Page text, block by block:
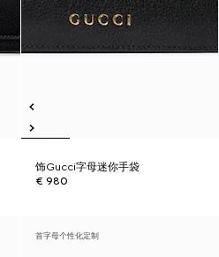
饰Gucci字母迷你手袋
€ 980
首字母个性化定制